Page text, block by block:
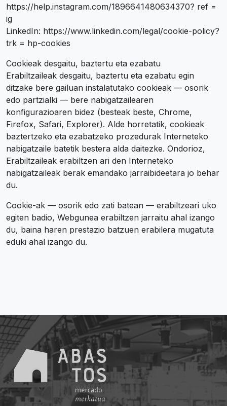
https://help.instagram.com/1896641480634370? ref =
ig
LinkedIn: https://www.linkedin.com/legal/cookie-policy?
trk = hp-cookies
Cookieak desgaitu, baztertu eta ezabatu
Erabiltzaileak desgaitu, baztertu eta ezabatu egin
ditzake bere gailuan instalatutako cookieak — osorik
edo partzialki — bere nabigatzailearen
konfigurazioaren bidez (besteak beste, Chrome,
Firefox, Safari, Explorer). Alde horretatik, cookieak
baztertzeko eta ezabatzeko prozedurak Interneteko
nabigatzaile batetik bestera alda daitezke. Ondorioz,
Erabiltzaileak erabiltzen ari den Interneteko
nabigatzaileak berak emandako jarraibideetara jo behar
du.
Cookie-ak — osorik edo zati batean — erabiltzeari uko
egiten badio, Webgunea erabiltzen jarraitu ahal izango
du, baina haren prestazio batzuen erabilera mugatuta
eduki ahal izango du.